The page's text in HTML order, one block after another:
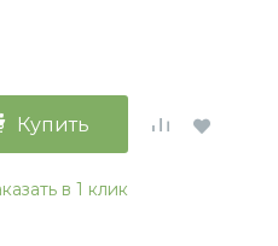
Купить
в 1 клик